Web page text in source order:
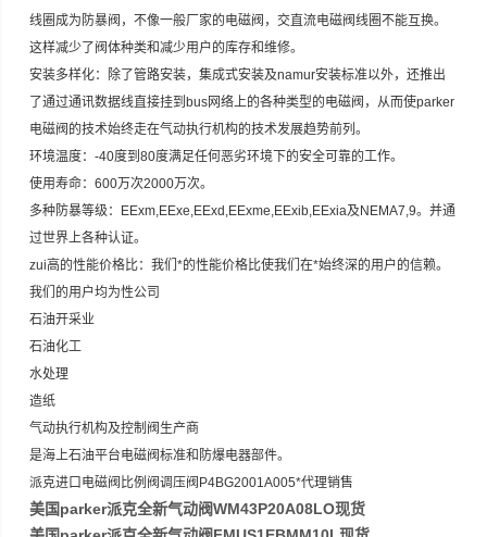
线圈成为防暴阀，不像一般厂家的电磁阀，交直流电磁阀线圈不能互换。
这样减少了阀体种类和减少用户的库存和维修。
安装多样化：除了管路安装，集成式安装及namur安装标准以外，还推出
了通过通讯数据线直接挂到bus网络上的各种类型的电磁阀，从而使parker
电磁阀的技术始终走在气动执行机构的技术发展趋势前列。
环境温度：-40度到80度满足任何恶劣环境下的安全可靠的工作。
使用寿命：600万次2000万次。
多种防暴等级：EExm,EExe,EExd,EExme,EExib,EExia及NEMA7,9。并通
过世界上各种认证。
zui高的性能价格比：我们*的性能价格比使我们在*始终深的用户的信赖。
我们的用户均为性公司
石油开采业
石油化工
水处理
造纸
气动执行机构及控制阀生产商
是海上石油平台电磁阀标准和防爆电器部件。
派克进口电磁阀比例阀调压阀P4BG2001A005*代理销售
美国parker派克全新气动阀WM43P20A08LO现货